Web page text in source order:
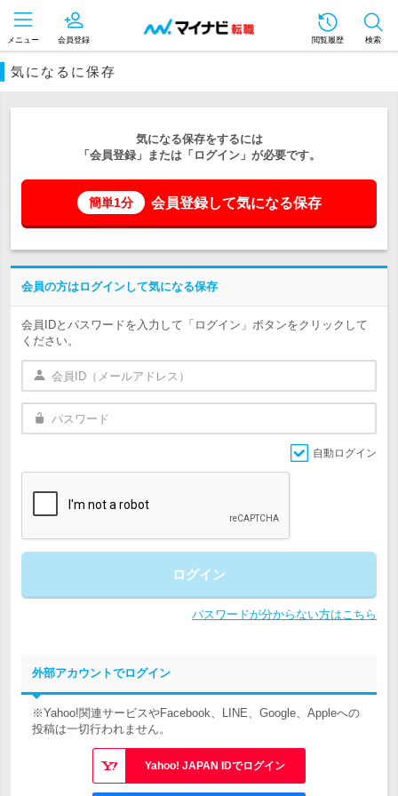
メニュー 会員登録 閲覧履歴 検索
気になるに保存
気になる保存をするには
「会員登録」または「ログイン」が必要です。
簡単1分 会員登録して気になる保存
会員の方はログインして気になる保存
会員IDとパスワードを入力して「ログイン」ボタンをクリックして
ください。
自動ログイン
ログイン
パスワードが分からない方はこちら
外部アカウントでログイン
※Yahoo!関連サービスやFacebook、LINE、Google、Appleへの
投稿は一切行われません。
Yahoo! JAPAN IDでログイン